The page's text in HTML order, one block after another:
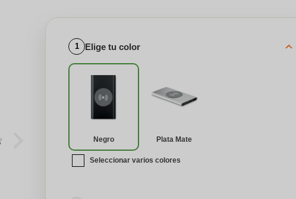
1 Elige tu color
Negro Plata Mate
Seleccionar varios colores